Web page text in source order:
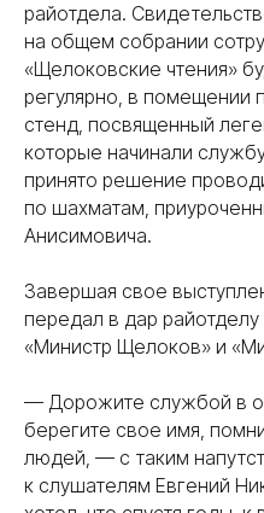
райотдела.
на общем собрании
«Щелоковские чтения»
регулярно, в помещении
стенд, посвященный
которые начинали
принято решение
по шахматам,
Анисимовича.
Завершая свое
передал в дар
«Министр Щелоков» и
— Дорожите службой в
берегите свое имя,
людей, — с таким
к слушателям Евгений